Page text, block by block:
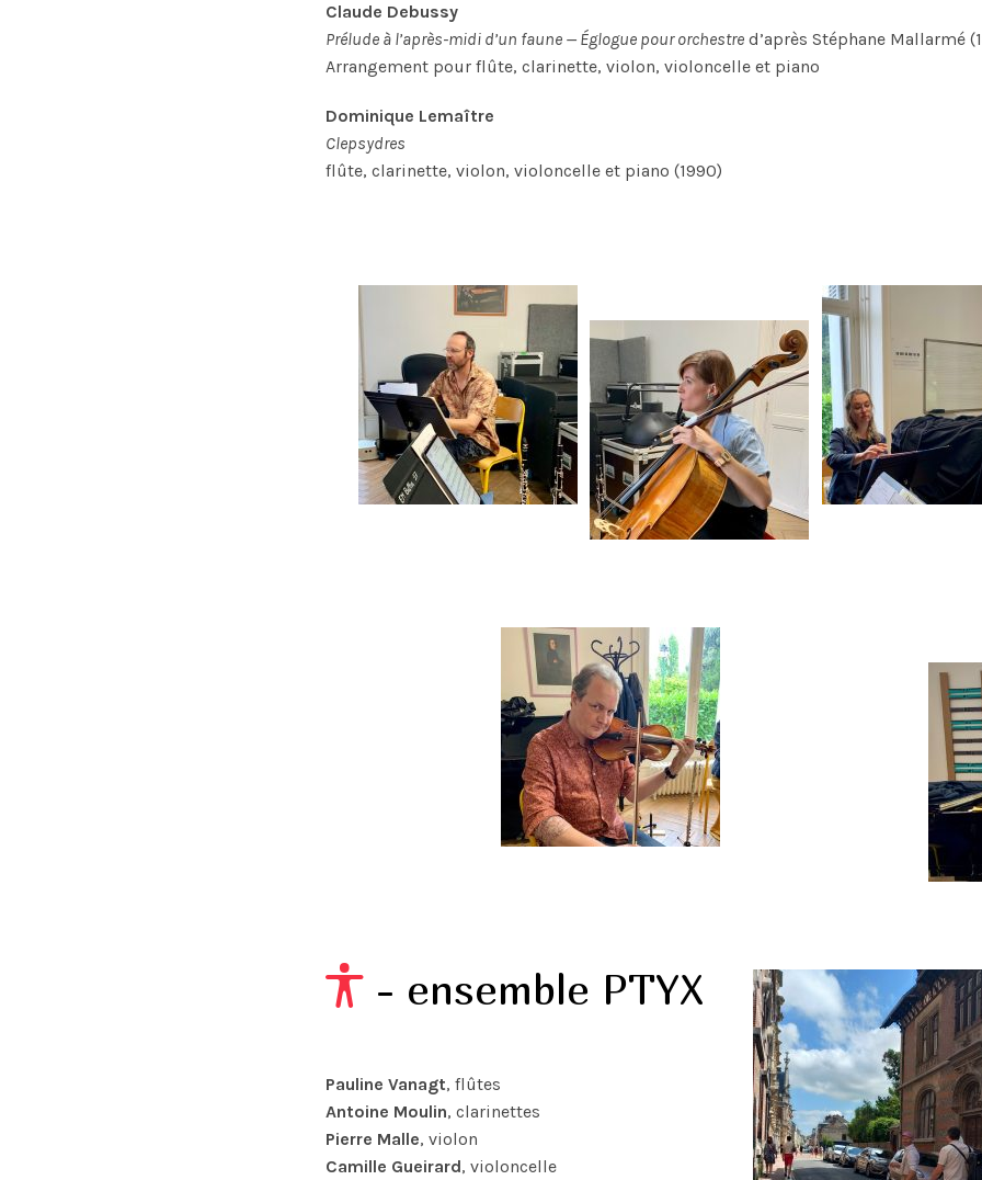
Claude Debussy
Prélude à l’après-midi d’un faune — Églogue pour orchestre d’après Stéphane Mallarmé
Arrangement pour flûte, clarinette, violon, violoncelle et piano
Dominique Lemaître
Clepsydres
flûte, clarinette, violon, violoncelle et piano (1990)
- ensemble PTYX
Pauline Vanagt, flûtes
Antoine Moulin, clarinettes
Pierre Malle, violon
Camille Gueirard, violoncelle